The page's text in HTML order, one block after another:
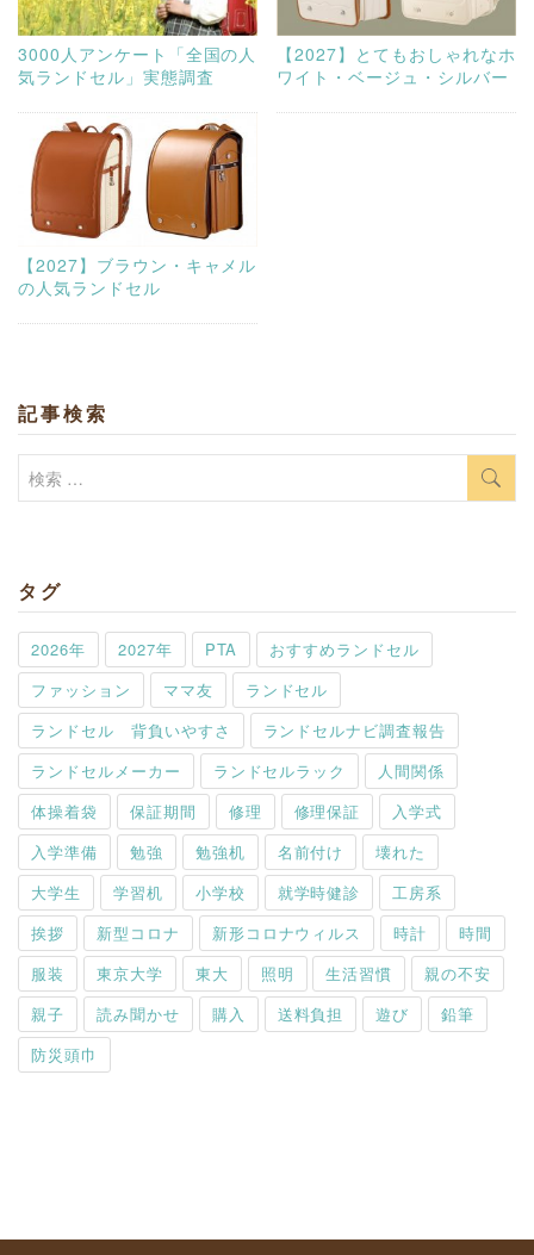
3000人アンケート「全国の人
気ランドセル」実態調査
【2027】とてもおしゃれなホ
ワイト・ベージュ・シルバー
【2027】ブラウン・キャメル
の人気ランドセル
記事検索
検
タグ
2026年 2027年 PTA
おすすめランドセル
ファッション
ママ友
ランドセル
ランドセル 背負いやすさ
ランドセルナビ調査報告
ランドセルメーカー
ランドセルラック
人間関係
体操着袋
保証期間 修理 修理保証
入学式
入学準備
勉強 勉強机 名前付け
壊れた
大学生
学習机 小学校 就学時健診
工房系
挨拶
新型コロナ 新形コロナウィルス 時計
時間
服装
東京大学 東大 照明 生活習慣
親の不安
親子
読み聞かせ 購入 送料負担 遊び
鉛筆
防災頭巾